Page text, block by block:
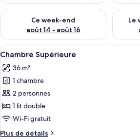
Ce week-end
août 14 - août 16
Vérifier la disponibilité pour ce week-
Le
Afficher
toutes
les
photos
pour
ce
type
Une
9
Chambre Supérieure
36 m²
1 chambre
2 personnes
1 lit double
Wi-Fi gratuit
Plus de détails
Plus